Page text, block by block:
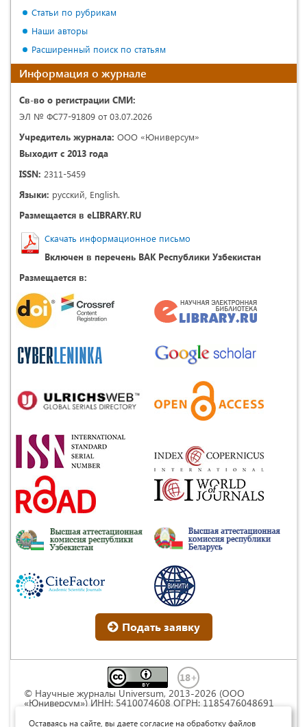
Статьи по рубрикам
Наши авторы
Расширенный поиск по статьям
Информация о журнале
Св-во о регистрации СМИ:
ЭЛ № ФС77-91809 от 03.07.2026
Учредитель журнала: ООО «Юниверсум»
Выходит с 2013 года
ISSN: 2311-5459
Языки: русский, English.
Размещается в eLIBRARY.RU
Скачать информационное письмо
Включен в перечень ВАК Республики Узбекистан
Размещается в:
Подать заявку
© Научные журналы Universum, 2013-2026 (ООО
«Юниверсум») ИНН: 5410074608 ОГРН: 1185476048691
Commons « Attribution» («Атрибуция») 4.0
Оставаясь на сайте, вы даете согласие на обработку файлов